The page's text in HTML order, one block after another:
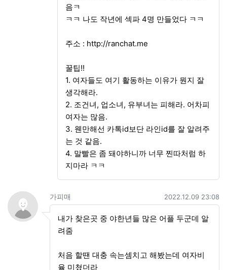
음ㅋ
ㅋㅋ 나도 작년에 섹파 4명 만들었다 ㅋㅋ
주소 : http://ranchat.me
꿀팁!!
1. 여자들도 여기 활동하는 이유가 뭔지 잘
생각해라.
2. 조건녀, 업소녀, 유부녀는 피해라. 어차피
여자는 많음.
3. 웬만해선 카톡id보단 라인id를 잘 알려주
는 것 같음.
4. 말빨은 좀 돼야하니까 너무 찐따처럼 하
지마라 ㅋㅋ
가피매님의 댓글
가피매 작성일
2022.12.09 23:08
내가 찾은곳 중 야한년들 많은 어플 두군데 알
려줌
처음 할땐 대충 속는셈치고 해봤는데 여자비
율 미쳤더라